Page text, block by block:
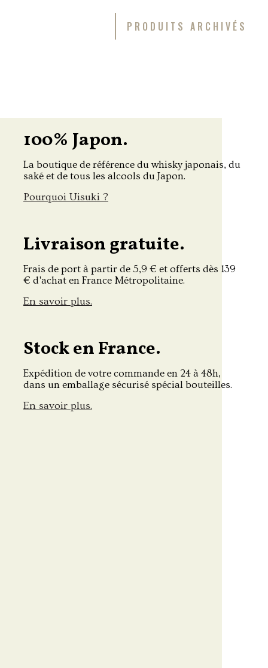
PRODUITS ARCHIVÉS
100% Japon.
La boutique de référence du whisky japonais, du
saké et de tous les alcools du Japon.
Pourquoi Uisuki ?
Livraison gratuite.
Frais de port à partir de 5,9 € et offerts dès 139
€ d'achat en France Métropolitaine.
En savoir plus.
Stock en France.
Expédition de votre commande en 24 à 48h,
dans un emballage sécurisé spécial bouteilles.
En savoir plus.